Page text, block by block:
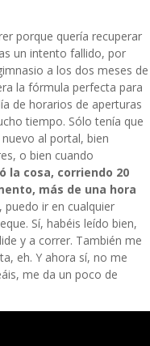
porque quería recuperar
un intento fallido, por
a los dos meses de
la fórmula perfecta para
de horarios de aperturas
tiempo. Sólo tenía que
al portal, bien
o bien cuando
la cosa, corriendo 20
más de una hora
puedo ir en cualquier
Sí, habéis leído bien,
y a correr. También me
eh. Y ahora sí, no me
me da un poco de